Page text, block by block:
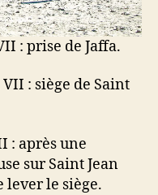
: prise de Jaffa.
: siège de Saint
: après une
sur Saint Jean
lever le siège.